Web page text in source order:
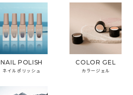
NAIL POLISH
ネイルポリッシュ
COLOR GEL
カラージェル